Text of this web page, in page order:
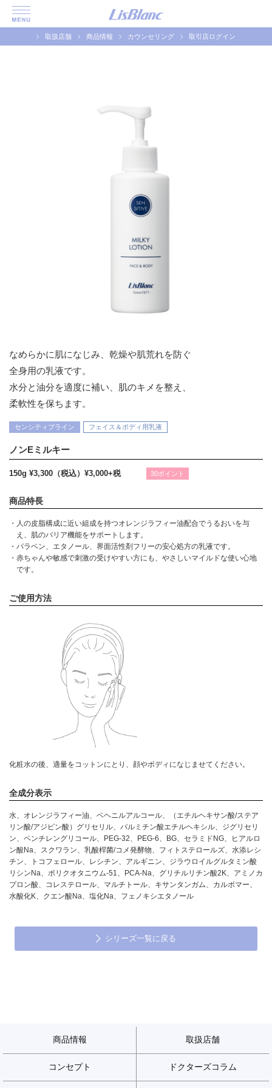
取扱店舗 商品情報 カウンセリング 取引店ログイン
なめらかに肌になじみ、乾燥や肌荒れを防ぐ
全身用の乳液です。
水分と油分を適度に補い、肌のキメを整え、
柔軟性を保ちます。
センシティブライン フェイス＆ボディ用乳液
ノンEミルキー
150g ¥3,300（税込） ¥3,000+税 30ポイント
商品特長
・人の皮脂構成に近い組成を持つオレンジラフィー油配合でうるおいを与
え、肌のバリア機能をサポートします。
・パラベン、エタノール、界面活性剤フリーの安心処方の乳液です。
・赤ちゃんや敏感で刺激の受けやすい方にも、やさしいマイルドな使い心地
です。
ご使用方法
化粧水の後、適量をコットンにとり、顔やボディになじませてください。
全成分表示
水、オレンジラフィー油、ベヘニルアルコール、（エチルヘキサン酸/ステア
リン酸/アジピン酸）グリセリル、パルミチン酸エチルヘキシル、ジグリセリ
ン、ペンチレングリコール、PEG-32、PEG-6、BG、セラミドNG、ヒアルロ
ン酸Na、スクワラン、乳酸桿菌/コメ発酵物、フィトステロールズ、水添レシ
チン、トコフェロール、レシチン、アルギニン、ジラウロイルグルタミン酸
リシンNa、ポリクオタニウム-51、PCA-Na、グリチルリチン酸2K、アミノカ
プロン酸、コレステロール、マルチトール、キサンタンガム、カルボマー、
水酸化K、クエン酸Na、塩化Na、フェノキシエタノール
シリーズ一覧に戻る
商品情報 取扱店舗
コンセプト ドクターズコラム